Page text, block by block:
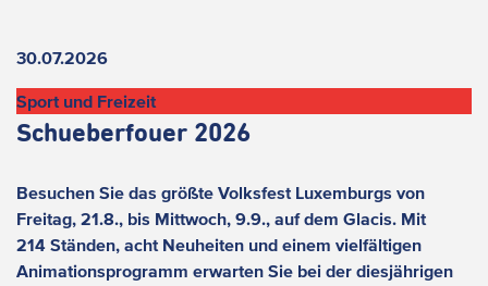
Aktuelles
30.07.2026
Sport und Freizeit
Schueberfouer 2026
Besuchen Sie das größte Volksfest Luxemburgs von
Freitag, 21.8., bis Mittwoch, 9.9., auf dem Glacis. Mit
214 Ständen, acht Neuheiten und einem vielfältigen
Animationsprogramm erwarten Sie bei der diesjährigen